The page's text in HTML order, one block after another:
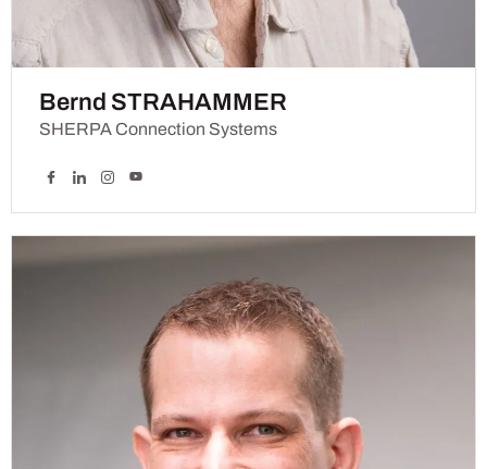
Bernd STRAHAMMER
SHERPA Connection Systems